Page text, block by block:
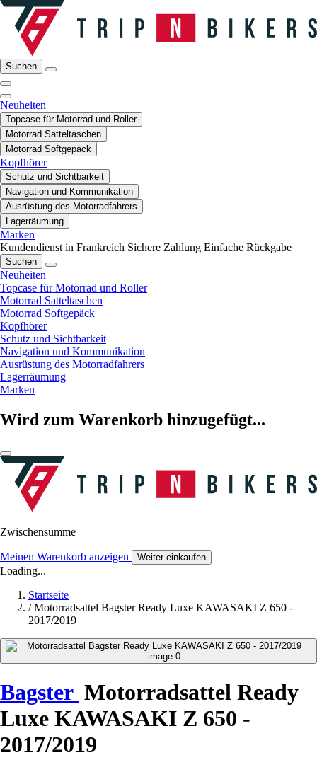
Suchen
Neuheiten
Topcase für Motorrad und Roller
Motorrad Satteltaschen
Motorrad Softgepäck
Kopfhörer
Schutz und Sichtbarkeit
Navigation und Kommunikation
Ausrüstung des Motorradfahrers
Lagerräumung
Marken
Kundendienst in Frankreich Sichere Zahlung Einfache Rückgabe
Suchen
Neuheiten
Topcase für Motorrad und Roller
Motorrad Satteltaschen
Motorrad Softgepäck
Kopfhörer
Schutz und Sichtbarkeit
Navigation und Kommunikation
Ausrüstung des Motorradfahrers
Lagerräumung
Marken
Wird zum Warenkorb hinzugefügt...
Zwischensumme
Meinen Warenkorb anzeigen Weiter einkaufen
Loading...
Startseite
/ Motorradsattel Bagster Ready Luxe KAWASAKI Z 650 -
2017/2019
Bagster Motorradsattel Ready
Luxe KAWASAKI Z 650 -
2017/2019